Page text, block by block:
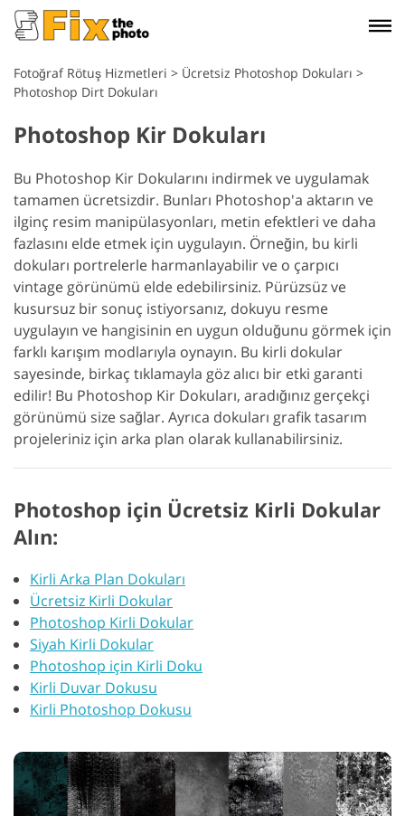
Fotoğraf Rötuş Hizmetleri > Ücretsiz Photoshop Dokuları >
Photoshop Dirt Dokuları
Photoshop Kir Dokuları
Bu Photoshop Kir Dokularını indirmek ve uygulamak
tamamen ücretsizdir. Bunları Photoshop'a aktarın ve
ilginç resim manipülasyonları, metin efektleri ve daha
fazlasını elde etmek için uygulayın. Örneğin, bu kirli
dokuları portrelerle harmanlayabilir ve o çarpıcı
vintage görünümü elde edebilirsiniz. Pürüzsüz ve
kusursuz bir sonuç istiyorsanız, dokuyu resme
uygulayın ve hangisinin en uygun olduğunu görmek için
farklı karışım modlarıyla oynayın. Bu kirli dokular
sayesinde, birkaç tıklamayla göz alıcı bir etki garanti
edilir! Bu Photoshop Kir Dokuları, aradığınız gerçekçi
görünümü size sağlar. Ayrıca dokuları grafik tasarım
projeleriniz için arka plan olarak kullanabilirsiniz.
Photoshop için Ücretsiz Kirli Dokular
Alın:
Kirli Arka Plan Dokuları
Ücretsiz Kirli Dokular
Photoshop Kirli Dokular
Siyah Kirli Dokular
Photoshop için Kirli Doku
Kirli Duvar Dokusu
Kirli Photoshop Dokusu